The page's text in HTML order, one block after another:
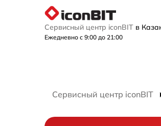
Сервисный центр iconBIT в
Ежедневно с 9:00 до 21:00
Сервисный центр iconBIT